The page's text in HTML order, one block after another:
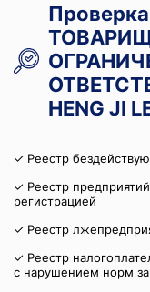
HENG JI
✓ Реестр
✓ Реестр
регистрацией
✓ Реестр
✓ Реестр
с нарушением норм